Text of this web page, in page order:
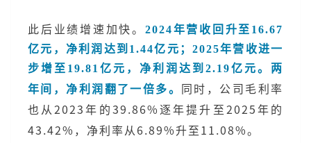
此后业绩增速加快。
2024年营收回升至16.67
亿元，净利润达到1.44亿元；2025年营收进一
步增至19.81亿元，净利润达到2.19亿元。两
年间，净利润翻了一倍多。 同时，公司毛利率
也从2023年的39.86%逐年提升至2025年的
43.42%，净利率从6.89%升至11.08%。